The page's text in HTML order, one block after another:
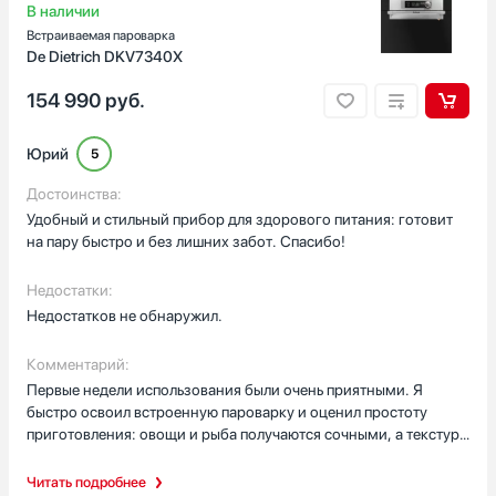
В наличии
Встраиваемая пароварка
De Dietrich DKV7340X
154 990 руб.
Читать подробнее
Юрий 5
Достоинства:
Удобный и стильный прибор для здорового питания: готовит
на пару быстро и без лишних забот. Спасибо!
Недостатки:
Недостатков не обнаружил.
Комментарий:
Первые недели использования были очень приятными. Я
быстро освоил встроенную пароварку и оценил простоту
приготовления: овощи и рыба получаются сочными, а текстура
поворотные переключатели работают надёжно, а LCD-дисплей